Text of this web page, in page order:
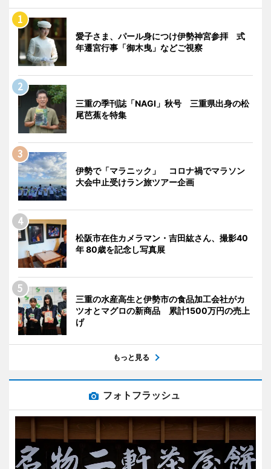
愛子さま、パール身につけ伊勢神宮参拝 式
年遷宮行事「御木曳」などご視察
三重の季刊誌「NAGI」秋号 三重県出身の松
尾芭蕉を特集
伊勢で「マラニック」 コロナ禍でマラソン
大会中止受けラン旅ツアー企画
松阪市在住カメラマン・吉田紘さん、撮影40
年 80歳を記念し写真展
三重の水産高生と伊勢市の食品加工会社がカ
ツオとマグロの新商品 累計1500万円の売上
げ
もっと見る
フォトフラッシュ